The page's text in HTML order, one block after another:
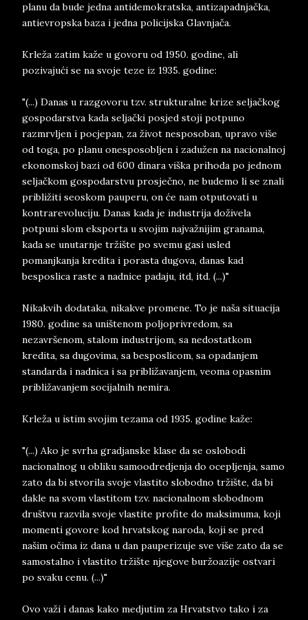
planu da bude jedna antidemokratska, antizapadnjačka,
antievropska baza i jedna policijska Glavnjača.
Krleža zatim kaže u govoru od 1950. godine, ali
pozivajući se na svoje teze iz 1935. godine:
"(...) Danas u razgovoru tzv. strukturalne krize seljačkog
gospodarstva kada seljački posjed stoji potpuno
razmrvljen i pocjepan, za život nesposoban, upravo više
od toga, po planu onesposobljen i zadužen na nacionalnoj
ekonomskoj bazi od 600 dinara viška prihoda po jednom
seljačkom gospodarstvu prosječno, ne budemo li se znali
približiti seoskom pauperu, on će nam otputovati u
kontrarevoluciju. Danas kada je industrija doživela
potpuni slom eksporta u svojim najvažnijim granama,
kada se unutarnje tržište po svemu gasi usled
pomanjkanja kredita i porasta dugova, danas kad
besposlica raste a nadnice padaju, itd, itd. (...)"
Nikakvih dodataka, nikakve promene. To je naša situacija
1980. godine sa uništenom poljoprivredom, sa
nezavršenom, stalom industrijom, sa nedostatkom
kredita, sa dugovima, sa besposlicom, sa opadanjem
standarda i nadnica i sa približavanjem, veoma opasnim
približavanjem socijalnih nemira.
Krleža u istim svojim tezama od 1935. godine kaže:
"(...) Ako je svrha gradjanske klase da se oslobodi
nacionalnog u obliku samoodredjenja do ocepljenja, samo
zato da bi stvorila svoje vlastito slobodno tržište, da bi
dakle na svom vlastitom tzv. nacionalnom slobodnom
društvu razvila svoje vlastite profite do maksimuma, koji
momenti govore kod hrvatskog naroda, koji se pred
našim očima iz dana u dan pauperizuje sve više zato da se
samostalno i vlastito tržište njegove buržoazije ostvari
po svaku cenu. (...)"
Ovo važi i danas kako medjutim za Hrvatstvo tako i za